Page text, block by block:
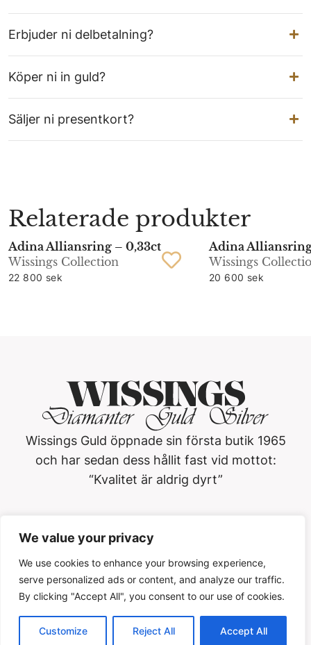
We value your privacy
We use cookies to enhance your browsing experience,
serve personalized ads or content, and analyze our traffic.
By clicking "Accept All", you consent to our use of cookies.
Customize Reject All Accept All
Erbjuder ni delbetalning?
Köper ni in guld?
Säljer ni presentkort?
Relaterade produkter
Adina Alliansring – 0,33ct
Wissings Collection
22 800 sek
Adina
Wissings
20 600 sek
Wissings Guld öppnade sin första butik 1965
och har sedan dess hållit fast vid mottot:
“Kvalitet är aldrig dyrt”
Köpmangatan 3, 722 15, Västerås
021-13 01 20
Öppettider
Privacypolicy